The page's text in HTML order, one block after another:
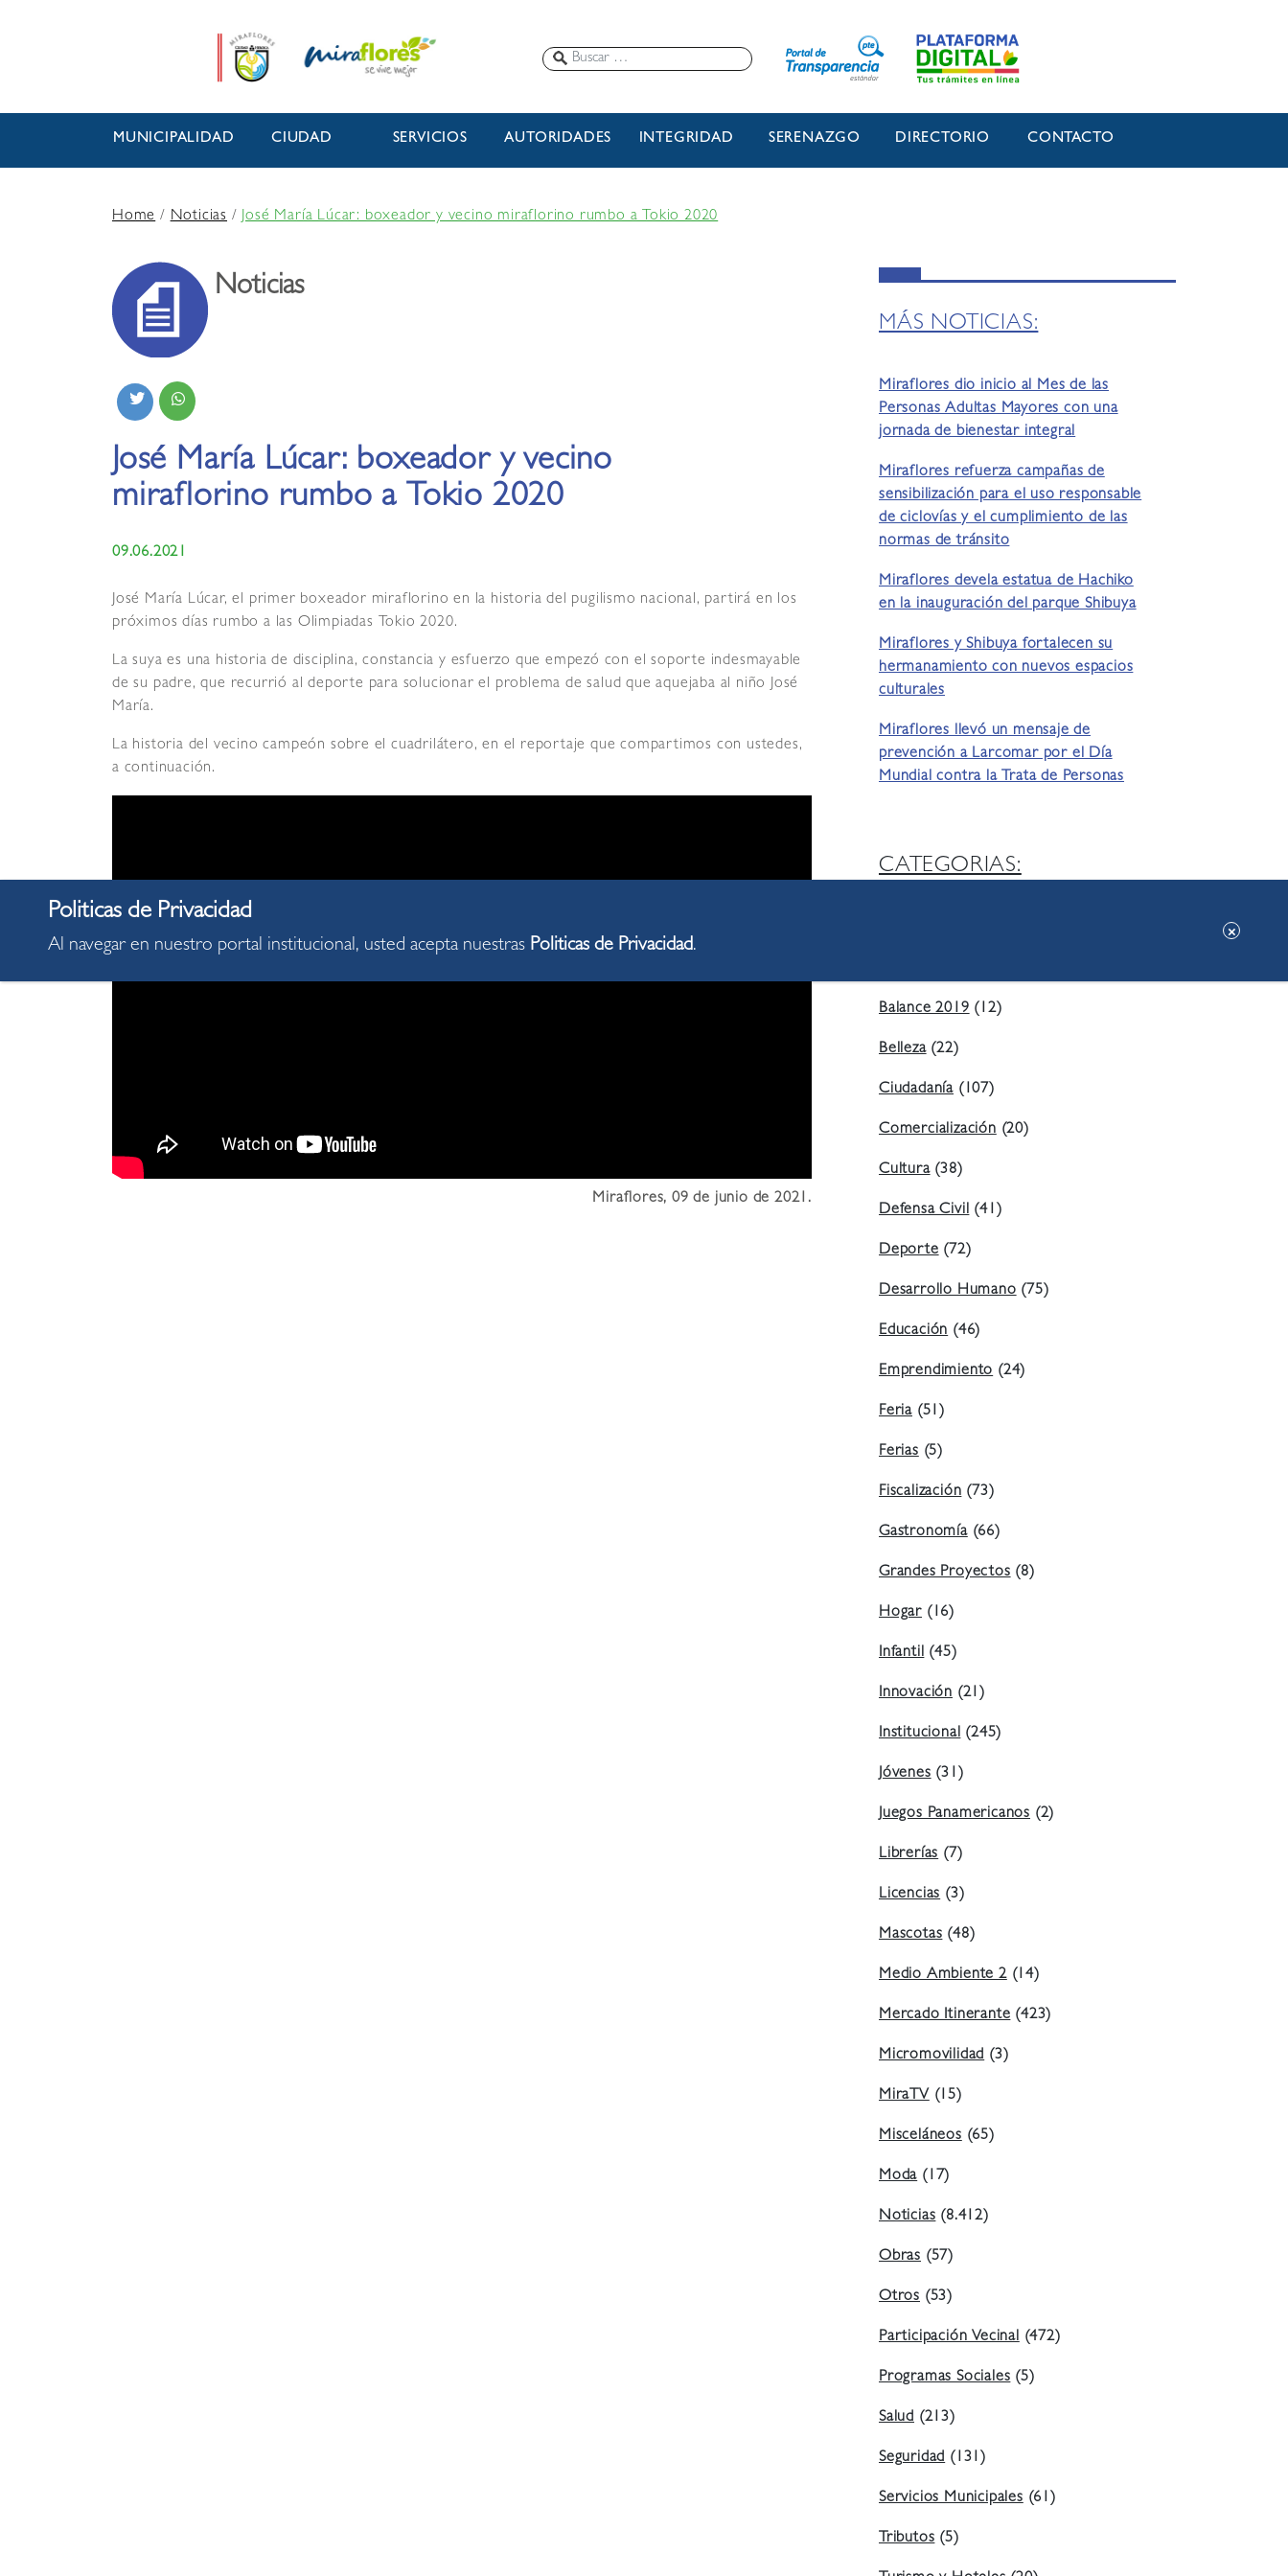
MUNICIPALIDAD CIUDAD SERVICIOS AUTORIDADES INTEGRIDAD SERENAZGO DIRECTORIO CONTACTO
Home/Noticias / José María Lúcar: boxeador y vecino miraflorino rumbo a Tokio 2020
Noticias
José María Lúcar: boxeador y vecino
miraflorino rumbo a Tokio 2020
09.06.2021
José María Lúcar, el primer boxeador miraflorino en la historia del pugilismo nacional, partirá en los
próximos días rumbo a las Olimpiadas Tokio 2020.
La suya es una historia de disciplina, constancia y esfuerzo que empezó con el soporte indesmayable
de su padre, que recurrió al deporte para solucionar el problema de salud que aquejaba al niño José
María.
La historia del vecino campeón sobre el cuadrilátero, en el reportaje que compartimos con ustedes,
a continuación.
Miraflores, 09 de junio de 2021.
MÁS NOTICIAS:
Miraflores dio inicio al Mes de las
Personas Adultas Mayores con una
jornada de bienestar integral
Miraflores refuerza campañas de
sensibilización para el uso responsable
de ciclovías y el cumplimiento de las
normas de tránsito
Miraflores devela estatua de Hachiko
en la inauguración del parque Shibuya
Miraflores y Shibuya fortalecen su
hermanamiento con nuevos espacios
culturales
Miraflores llevó un mensaje de
prevención a Larcomar por el Día
Mundial contra la Trata de Personas
CATEGORIAS:
Balance 2019(12)
Belleza(22)
Ciudadanía (107)
Comercialización(20)
Cultura(38)
Defensa Civil(41)
Deporte(72)
Desarrollo Humano(75)
Educación(46)
Emprendimiento(24)
Feria (51)
Ferias(5)
Fiscalización(73)
Gastronomía(66)
Grandes Proyectos(8)
Hogar (16)
Infantil(45)
Innovación (21)
Institucional(245)
Jóvenes(31)
Juegos Panamericanos (2)
Librerías(7)
Licencias(3)
Mascotas(48)
Medio Ambiente 2(14)
Mercado Itinerante(423)
Micromovilidad(3)
MiraTV(15)
Misceláneos(65)
Moda(17)
Noticias(8.412)
Obras (57)
Otros (53)
Participación Vecinal(472)
Programas Sociales(5)
Salud (213)
Seguridad(131)
Servicios Municipales(61)
Tributos(5)
Al navegar en nuestro portal institucional, usted acepta nuestras Politicas de Privacidad.